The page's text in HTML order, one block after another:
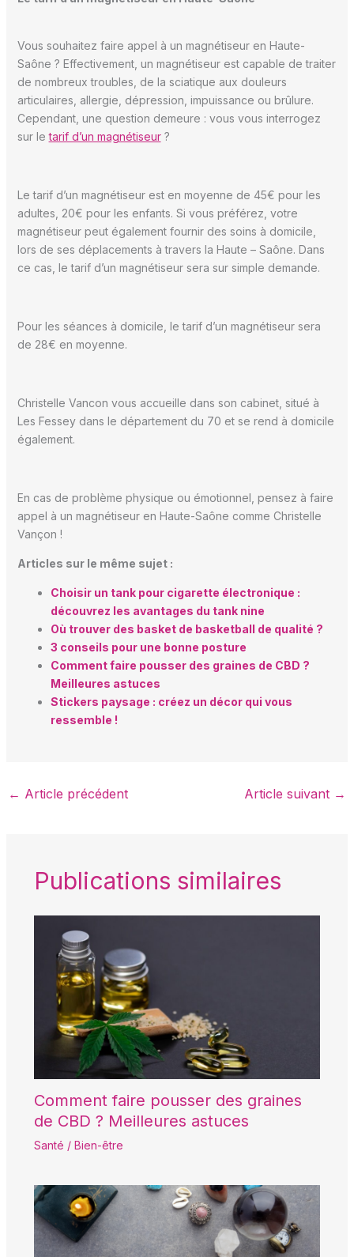
Vous souhaitez faire appel à un magnétiseur en Haute-
Saône ? Effectivement, un magnétiseur est capable de traiter
de nombreux troubles, de la sciatique aux douleurs
articulaires, allergie, dépression, impuissance ou brûlure.
Cependant, une question demeure : vous vous interrogez
sur letarif d’un magnétiseur?
Le tarif d’un magnétiseur est en moyenne de 45€ pour les
adultes, 20€ pour les enfants. Si vous préférez, votre
magnétiseur peut également fournir des soins à domicile,
lors de ses déplacements à travers la Haute – Saône. Dans
ce cas, le tarif d’un magnétiseur sera sur simple demande.
Pour les séances à domicile, le tarif d’un magnétiseur sera
de 28€ en moyenne.
Christelle Vancon vous accueille dans son cabinet, situé à
Les Fessey dans le département du 70 et se rend à domicile
également.
En cas de problème physique ou émotionnel, pensez à faire
appel à un magnétiseur en Haute-Saône comme Christelle
Vançon !
Articles sur le même sujet :
Choisir un tank pour cigarette électronique :
découvrez les avantages du tank nine
Où trouver des basket de basketball de qualité ?
3 conseils pour une bonne posture
Comment faire pousser des graines de CBD ?
Meilleures astuces
Stickers paysage : créez un décor qui vous
ressemble !
← Article précédent Article suivant →
Publications similaires
Comment faire pousser des graines
de CBD ? Meilleures astuces
Santé / Bien-être